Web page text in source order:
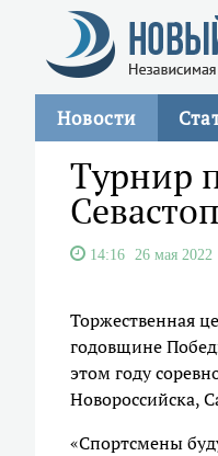
Новости
Турнир
14:16 26 мая 2022
Торжественная
годовщине
этом году
Новороссийска,
«Спортсмены